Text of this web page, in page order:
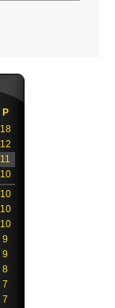
P
18
12
11
10
10
10
10
9
9
8
7
7